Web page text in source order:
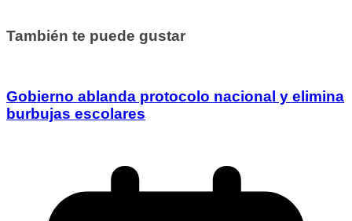
También te puede gustar
Gobierno ablanda protocolo nacional y elimina
burbujas escolares